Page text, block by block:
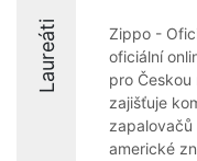
Laureáti
Zippo -
oficiální
pro Českou
zajišťuje
americké